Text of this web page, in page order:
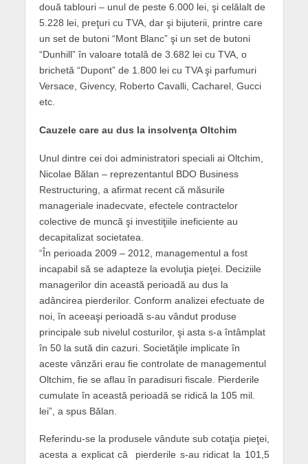
două tablouri – unul de peste 6.000 lei, şi celălalt de
5.228 lei, preţuri cu TVA, dar şi bijuterii, printre care
un set de butoni “Mont Blanc” şi un set de butoni
“Dunhill” în valoare totală de 3.682 lei cu TVA, o
brichetă “Dupont” de 1.800 lei cu TVA şi parfumuri
Versace, Givency, Roberto Cavalli, Cacharel, Gucci
etc.
Cauzele care au dus la insolvenţa Oltchim
Unul dintre cei doi administratori speciali ai Oltchim,
Nicolae Bălan – reprezentantul BDO Business
Restructuring, a afirmat recent că măsurile
manageriale inadecvate, efectele contractelor
colective de muncă şi investiţiile ineficiente au
decapitalizat societatea.
“În perioada 2009 – 2012, managementul a fost
incapabil să se adapteze la evoluţia pieţei. Deciziile
managerilor din această perioadă au dus la
adâncirea pierderilor. Conform analizei efectuate de
noi, în aceeaşi perioadă s-au vândut produse
principale sub nivelul costurilor, şi asta s-a întâmplat
în 50 la sută din cazuri. Societăţile implicate în
aceste vânzări erau fie controlate de managementul
Oltchim, fie se aflau în paradisuri fiscale. Pierderile
cumulate în această perioadă se ridică la 105 mil.
lei”, a spus Bălan.
Referindu-se la produsele vândute sub cotaţia pieţei,
acesta a explicat că pierderile s-au ridicat la 101,5